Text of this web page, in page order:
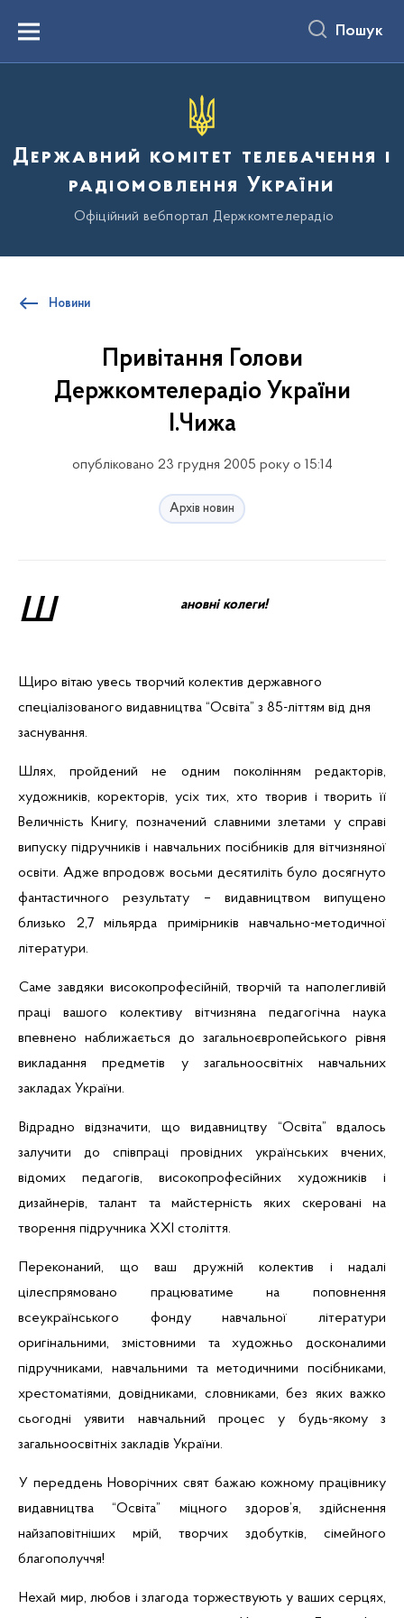
вмістуMenu Пошук
Державний комітет телебачення і
радіомовлення України
Офіційний вебпортал Держкомтелерадіо
Новини
Привітання Голови
Держкомтелерадіо України
І.Чижа
опубліковано 23 грудня 2005 року о 15:14
Архів новин
Ш ановні колеги!
Щиро вітаю увесь творчий колектив державного
спеціалізованого видавництва “Освіта” з 85-літтям від дня
заснування.
Шлях, пройдений не одним поколінням редакторів,
художників, коректорів, усіх тих, хто творив і творить її
Величність Книгу, позначений славними злетами у справі
випуску підручників і навчальних посібників для вітчизняної
освіти. Адже впродовж восьми десятиліть було досягнуто
фантастичного результату – видавництвом випущено
близько 2,7 мільярда примірників навчально-методичної
літератури.
Саме завдяки високопрофесійній, творчій та наполегливій
праці вашого колективу вітчизняна педагогічна наука
впевнено наближається до загальноєвропейського рівня
викладання предметів у загальноосвітніх навчальних
закладах України.
Відрадно відзначити, що видавництву “Освіта” вдалось
залучити до співпраці провідних українських вчених,
відомих педагогів, високопрофесійних художників і
дизайнерів, талант та майстерність яких скеровані на
творення підручника XXI століття.
Переконаний, що ваш дружній колектив і надалі
цілеспрямовано працюватиме на поповнення
всеукраїнського фонду навчальної літератури
оригінальними, змістовними та художньо досконалими
підручниками, навчальними та методичними посібниками,
хрестоматіями, довідниками, словниками, без яких важко
сьогодні уявити навчальний процес у будь-якому з
загальноосвітніх закладів України.
У переддень Новорічних свят бажаю кожному працівнику
видавництва “Освіта” міцного здоров’я, здійснення
найзаповітніших мрій, творчих здобутків, сімейного
благополуччя!
Нехай мир, любов і злагода торжествують у ваших серцях,